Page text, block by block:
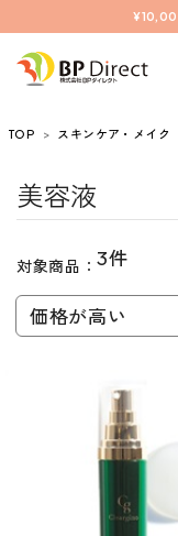
TOP スキンケア・メイク
美容液
対象商品：3件
価格が高い